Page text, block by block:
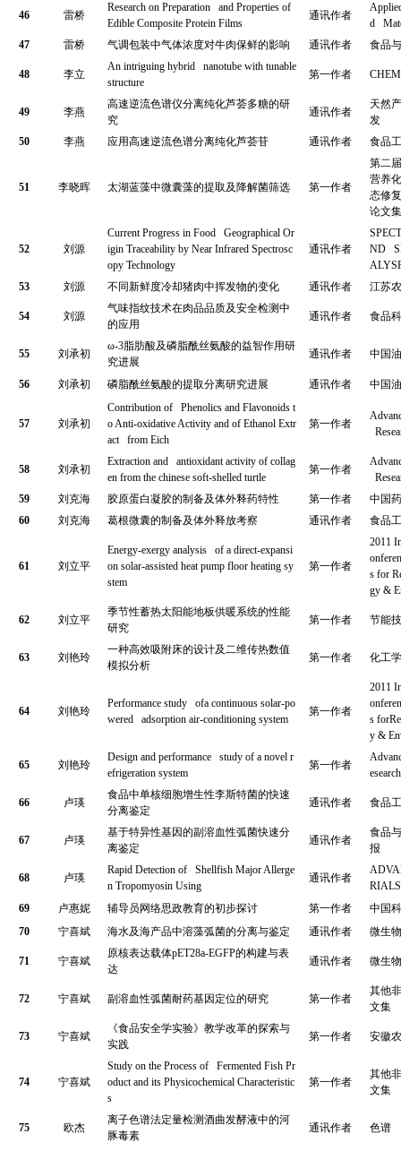
46 雷桥
Research on Preparation and Properties of
Edible Composite Protein Films
通讯作者
d
47
雷桥 气调包装中气体浓度对牛肉保鲜的影响 通讯作者 食品
48 李立
An intriguing hybrid nanotube with tunable
structure
第一作者
49 李燕
高速逆流色谱仪分离纯化芦荟多糖的研
究
通讯作者
天然
发
50
李燕 应用高速逆流色谱分离纯化芦荟苷 通讯作者 食品
51 李晓晖 太湖蓝藻中微囊藻的提取及降解菌筛选 第一作者
第二
营养
态修
论文集
52 刘源
Current Progress in Food Geographical Or
igin Traceability by Near Infrared Spectrosc
opy Technology
通讯作者
ND
53
刘源 不同新鲜度冷却猪肉中挥发物的变化 通讯作者 江苏
54 刘源
气味指纹技术在肉品品质及安全检测中
的应用
通讯作者 食品
55 刘承初
ω-3脂肪酸及磷脂酰丝氨酸的益智作用研
究进展
通讯作者 中国
56 刘承初 磷脂酰丝氨酸的提取分离研究进展 通讯作者 中国
57 刘承初
Contribution of Phenolics and Flavonoids t
o Anti-oxidative Activity and of Ethanol Extr
act from Eich
第一作者
58 刘承初
Extraction and antioxidant activity of collag
en from the chinese soft-shelled turtle
第一作者
59
刘克海 胶原蛋白凝胶的制备及体外释药特性 第一作者
中国
60
刘克海 葛根微囊的制备及体外释放考察 通讯作者 食品
61 刘立平
Energy-exergy analysis of a direct-expansi
on solar-assisted heat pump floor heating sy
stem
第一作者
2011
s for
gy &
62 刘立平
季节性蓄热太阳能地板供暖系统的性能
研究
第一作者 节能
63 刘艳玲
一种高效吸附床的设计及二维传热数值
模拟分析
第一作者 化工
64 刘艳玲
Performance study ofa continuous solar-po
wered adsorption air-conditioning system
第一作者
2011
s
y &
65 刘艳玲
Design and performance study of a novel r
efrigeration system
第一作者
esearch
66 卢瑛
食品中单核细胞增生性李斯特菌的快速
分离鉴定
通讯作者 食品
67 卢瑛
基于特异性基因的副溶血性弧菌快速分
离鉴定
通讯作者
食品
报
68 卢瑛
Rapid Detection of Shellfish Major Allerge
n Tropomyosin Using
通讯作者
69
卢惠妮 辅导员网络思政教育的初步探讨 第一作者
中国
70
宁喜斌 海水及海产品中溶藻弧菌的分离与鉴定 通讯作者 微生
71 宁喜斌
原核表达载体pET28a-EGFP的构建与表
达
通讯作者 微生
72 宁喜斌 副溶血性弧菌耐药基因定位的研究 第一作者
其他
文集
73 宁喜斌
《食品安全学实验》教学改革的探索与
实践
第一作者 安徽
74 宁喜斌
Study on the Process of Fermented Fish Pr
oduct and its Physicochemical Characteristic
s
第一作者
其他
文集
75 欧杰
离子色谱法定量检测酒曲发酵液中的河
豚毒素
通讯作者 色谱